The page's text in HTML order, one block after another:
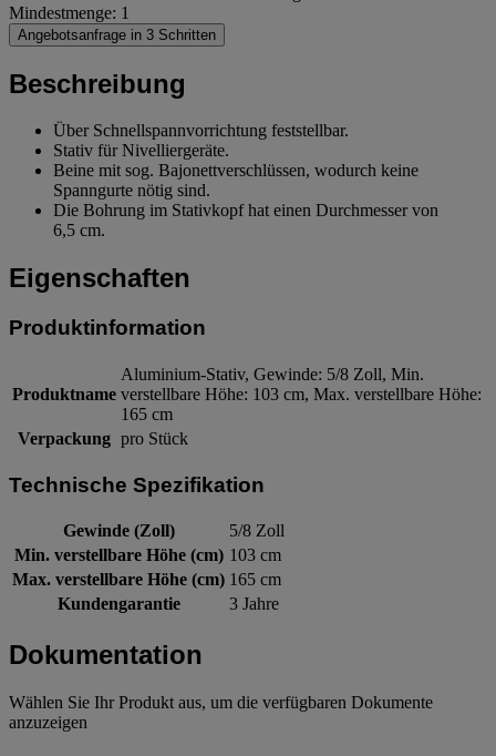
Mindestmenge: 1
Angebotsanfrage in 3 Schritten
Beschreibung
Über Schnellspannvorrichtung feststellbar.
Stativ für Nivelliergeräte.
Beine mit sog. Bajonettverschlüssen, wodurch keine
Spanngurte nötig sind.
Die Bohrung im Stativkopf hat einen Durchmesser von
6,5 cm.
Eigenschaften
Produktinformation
Produktname
Aluminium-Stativ, Gewinde: 5/8 Zoll, Min.
verstellbare Höhe: 103 cm, Max. verstellbare Höhe:
165 cm
Verpackung pro Stück
Technische Spezifikation
Gewinde (Zoll)
5/8 Zoll
Min. verstellbare Höhe (cm) 103 cm
Max. verstellbare Höhe (cm) 165 cm
Kundengarantie
3 Jahre
Dokumentation
Wählen Sie Ihr Produkt aus, um die verfügbaren Dokumente
anzuzeigen